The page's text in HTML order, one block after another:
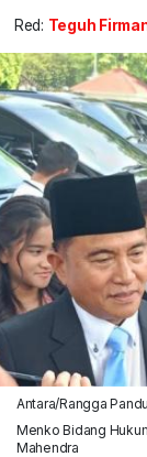
Red: Teguh
Antara/Rangga
Menko Bidang
Mahendra